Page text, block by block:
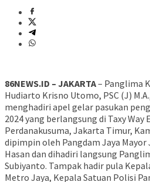
86NEWS.ID – JAKARTA– Panglima
Hudiarto Krisno Utomo, PSC (J)
menghadiri apel gelar pasukan
2024 yang berlangsung di Taxy Way
Perdanakusuma, Jakarta Timur,
dipimpin oleh Pangdam Jaya
Hasan dan dihadiri langsung
Subiyanto. Tampak hadir pula
Metro Jaya, Kepala Satuan Polisi